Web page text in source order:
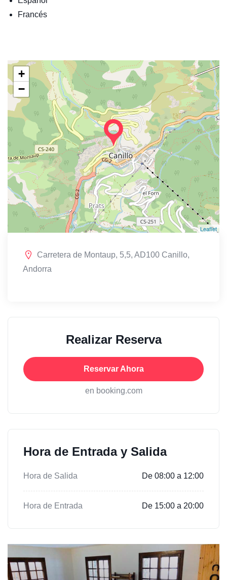
Francés
+
−
Leaflet
Carretera de Montaup, 5,5, AD100 Canillo,
Andorra
Realizar Reserva
Reservar Ahora
en booking.com
Hora de Entrada y Salida
Hora de Salida De 08:00 a 12:00
Hora de Entrada De 15:00 a 20:00